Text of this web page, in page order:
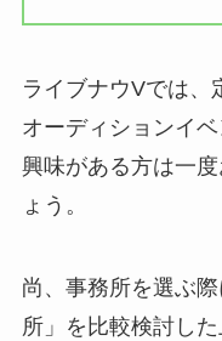
ライブナウVでは、
オーディションイ
興味がある方は一
ょう。
尚、事務所を選ぶ
所」を比較検討し